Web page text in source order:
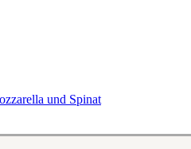
und Spinat